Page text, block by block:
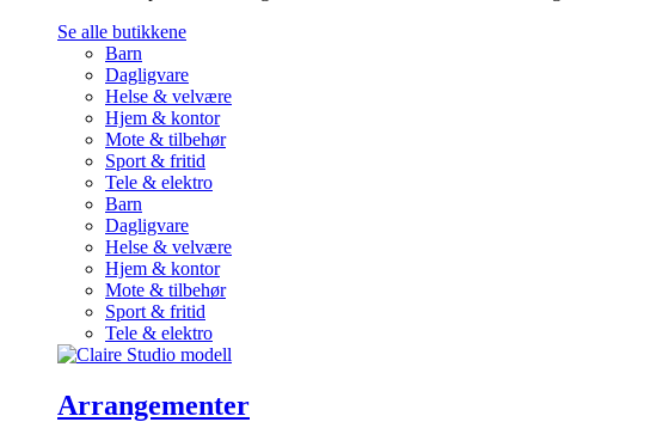
Se alle butikkene
Barn
Dagligvare
Helse & velvære
Hjem & kontor
Mote & tilbehør
Sport & fritid
Tele & elektro
Barn
Dagligvare
Helse & velvære
Hjem & kontor
Mote & tilbehør
Sport & fritid
Tele & elektro
Arrangementer